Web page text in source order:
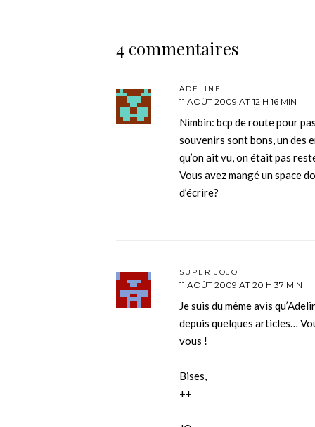
4 commentaires
ADELINE
11 AOÛT 2009 AT 12 H 16 MIN
Nimbin: bcp de route pour
souvenirs sont bons, un des
qu’on ait vu, on était pas
Vous avez mangé un space
d’écrire?
SUPER JOJO
11 AOÛT 2009 AT 20 H 37 MIN
Je suis du même avis
depuis quelques articles…
vous !
Bises,
++